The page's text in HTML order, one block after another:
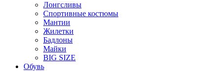
Лонгсливы
Спортивные костюмы
Мантии
Жилетки
Бадлоны
Майки
BIG SIZE
Обувь